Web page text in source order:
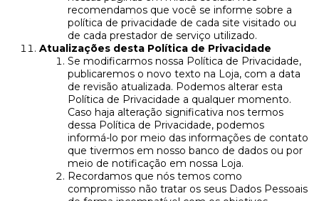
recomendamos que você se informe sobre a
política de privacidade de cada site visitado ou
de cada prestador de serviço utilizado.
Atualizações desta Política de Privacidade
Se modificarmos nossa Política de Privacidade,
publicaremos o novo texto na Loja, com a data
de revisão atualizada. Podemos alterar esta
Política de Privacidade a qualquer momento.
Caso haja alteração significativa nos termos
dessa Política de Privacidade, podemos
informá-lo por meio das informações de contato
que tivermos em nosso banco de dados ou por
meio de notificação em nossa Loja.
Recordamos que nós temos como
compromisso não tratar os seus Dados Pessoais